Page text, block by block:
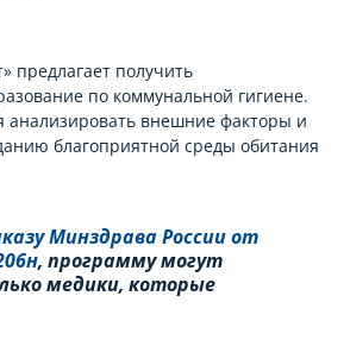
предлагает получить
по коммунальной гигиене.
анализировать внешние факторы и
благоприятной среды обитания
Минздрава России от
, программу могут
медики, которые